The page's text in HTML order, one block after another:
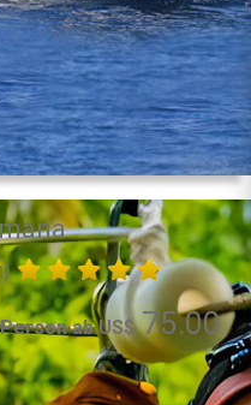
ab US$75.00